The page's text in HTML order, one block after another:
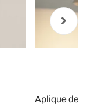
Aplique de